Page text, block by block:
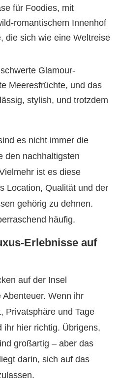
für Foodies, mit
romantischem Innenhof
die sich wie eine Weltreise
Glamour-
Meeresfrüchte, und das
stylish, und trotzdem
es nicht immer die
den nachhaltigsten
ist es diese
Location, Qualität und der
gehörig zu dehnen.
häufig.
Erlebnisse auf
auf der Insel
Wenn ihr
Privatsphäre und Tage
ihr hier richtig. Übrigens,
großartig – aber das
darin, sich auf das